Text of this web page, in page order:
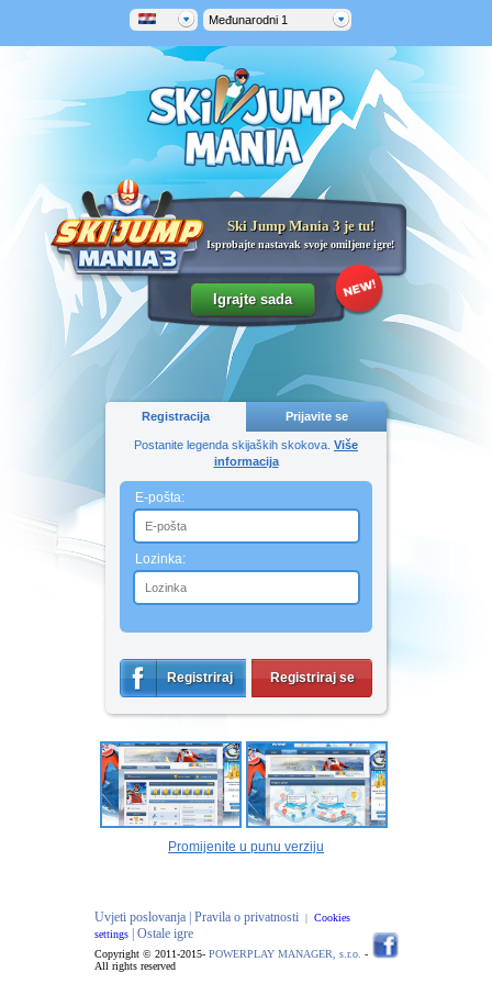
Međunarodni 1
Ski Jump Mania 3 je tu!
Isprobajte nastavak svoje omiljene igre!
Registracija Prijavite se
Postanite legenda skijaških skokova. Više
informacija
E-pošta:
Lozinka:
Registriraj
se
Registriraj se
Promijenite u punu verziju
Uvjeti poslovanja | Pravila o privatnosti| Cookies
settings
| Ostale igre
Copyright © 2011-2015- POWERPLAY MANAGER, s.r.o. -
All rights reserved